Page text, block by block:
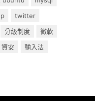
twitter
分級制度
微軟
資安 輸入法